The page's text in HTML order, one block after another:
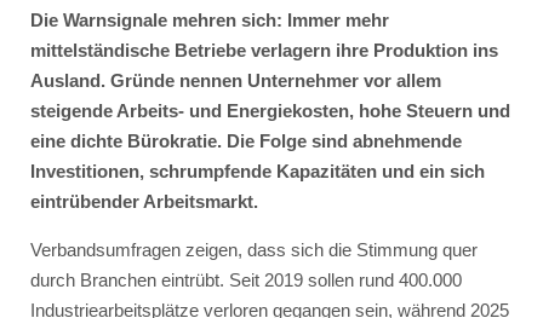
Die Warnsignale mehren sich: Immer mehr
mittelständische Betriebe verlagern ihre Produktion ins
Ausland. Gründe nennen Unternehmer vor allem
steigende Arbeits- und Energiekosten, hohe Steuern und
eine dichte Bürokratie. Die Folge sind abnehmende
Investitionen, schrumpfende Kapazitäten und ein sich
eintrübender Arbeitsmarkt.
Verbandsumfragen zeigen, dass sich die Stimmung quer
durch Branchen eintrübt. Seit 2019 sollen rund 400.000
Industriearbeitsplätze verloren gegangen sein, während 2025